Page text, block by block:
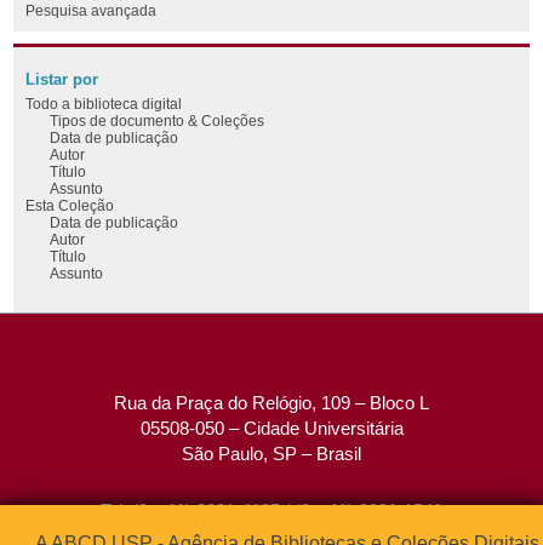
Pesquisa avançada
Listar por
Todo a biblioteca digital
Tipos de documento & Coleções
Data de publicação
Autor
Título
Assunto
Esta Coleção
Data de publicação
Autor
Título
Assunto
Rua da Praça do Relógio, 109 – Bloco L
05508-050 – Cidade Universitária
São Paulo, SP – Brasil
Tel: (0xx11) 3091-4195 / (0xx11) 3091-1541
Fax: (0xx11) 3091-1567